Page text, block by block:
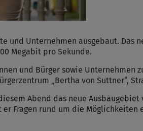
und Unternehmen ausgebaut. Das
Megabit pro Sekunde.
und Bürger sowie Unternehmen
„Bertha von Suttner“,
Abend das neue
Fragen rund um die Möglichkeiten